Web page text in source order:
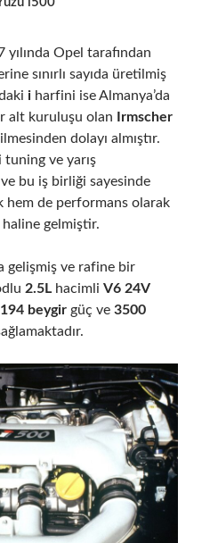
yılında Opel tarafından
sınırlı sayıda üretilmiş
iharfini ise Almanya’da
alt kuruluşu olan
Irmscher
dolayı almıştır.
tuning ve yarış
bu iş birliği sayesinde
hem de performans olarak
gelmiştir.
gelişmiş ve rafine bir
2.5Lhacimli V6 24V
beygirgüç ve 3500